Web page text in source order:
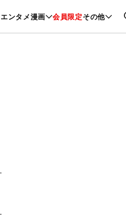
エンタメ漫画 会員限定その他
グルメ ファッション 恋愛・結婚